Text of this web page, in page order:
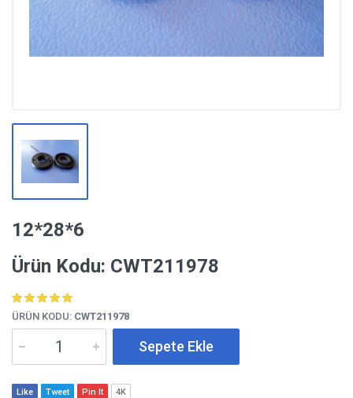
12*28*6
Ürün Kodu: CWT211978
ÜRÜN KODU: CWT211978
Sepete Ekle
Like Tweet Pin It 4K